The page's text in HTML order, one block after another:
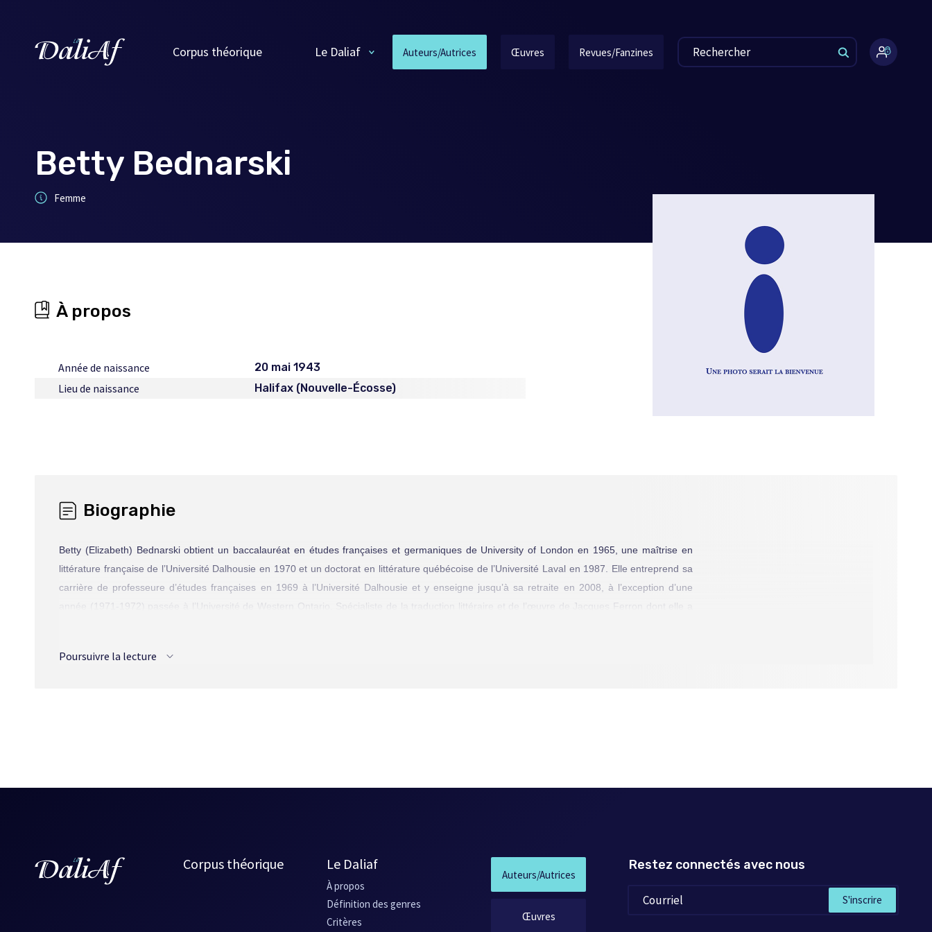
Corpus théorique Le Daliaf Auteurs/Autrices Œuvres Revues/Fanzines
Espace
Betty Bednarski
Femme
À propos
Année de naissance 20 mai 1943
Lieu de naissance Halifax (Nouvelle-Écosse)
Biographie
Betty (Elizabeth) Bednarski obtient un baccalauréat en études françaises et germaniques de University of London en 1965, une maîtrise en
littérature française de l’Université Dalhousie en 1970 et un doctorat en littérature québécoise de l’Université Laval en 1987. Elle entreprend sa
carrière de professeure d’études françaises en 1969 à l’Université Dalhousie et y enseigne jusqu’à sa retraite en 2008, à l’exception d’une
année (1971-1972) passée à l’Université de Western Ontario. Spécialiste de la traduction littéraire et de l’œuvre de Jacques Ferron dont elle a
des universités et collèges canadiens en 1991.
Poursuivre la lecture
Corpus théorique Le Daliaf
À propos
Définition des genres
Critères
Auteurs/Autrices
Œuvres
Restez connectés avec nous
S'inscrire